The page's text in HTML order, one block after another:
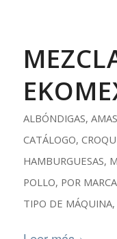
ALBÓNDIGAS,
CATÁLOGO,
HAMBURGUESAS,
POLLO, POR MARCA
TIPO DE MÁQUINA,